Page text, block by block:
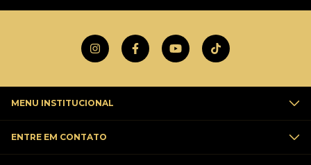
MENU INSTITUCIONAL
ENTRE EM CONTATO